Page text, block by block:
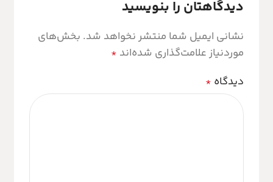
دیدگاهتان را بنویسید
نشانی ایمیل شما منتشر نخواهد شد. بخش‌های
موردنیاز علامت‌گذاری شده‌اند *
دیدگاه *